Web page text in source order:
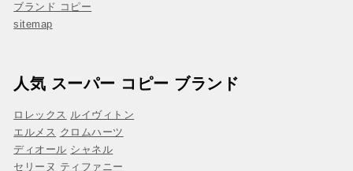
ブランド コピー
sitemap
人気 スーパー コピー ブランド
ロレックス ルイヴィトン
エルメス クロムハーツ
ディオール シャネル
セリーヌ ティファニー